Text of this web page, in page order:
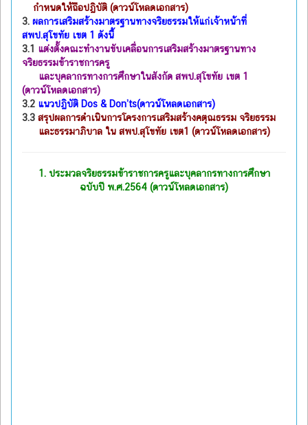
กำหนดให้ถือปฏิบัติ (ดาวน์โหลดเอกสาร)
3. ผลการเสริมสร้างมาตรฐานทางจริยธรรมให้แก่เจ้าหน้าที่
สพป.สุโขทัย เขต 1 ดังนี้
3.1 แต่งตั้งคณะทำงานขับเคลื่อนการเสริมสร้างมาตรฐานทาง
จริยธรรมข้าราชการครู
และบุคลากรทางการศึกษาในสังกัด สพป.สุโขทัย เขต 1
(ดาวน์โหลดเอกสาร)
3.2 แนวปฏิบัติ Dos & Don’ts(ดาวน์โหลดเอกสาร)
3.3 สรุปผลการดำเนินการโครงการเสริมสร้างคตุณธรรม จริยธรรม
และธรรมาภิบาล ใน สพป.สุโขทัย เขต1 (ดาวน์โหลดเอกสาร)
1. ประมวลจริยธรรมข้าราชการครูและบุคลากรทางการศึกษา
ฉบับปี พ.ศ.2564 (ดาวน์โหลดเอกสาร)